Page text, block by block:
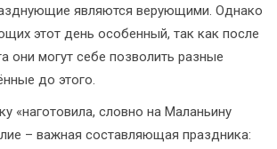
являются верующими. Однако
этот день особенный, так как после
они могут себе позволить разные
до этого.
«наготовила, словно на Маланьину
– важная составляющая праздника: